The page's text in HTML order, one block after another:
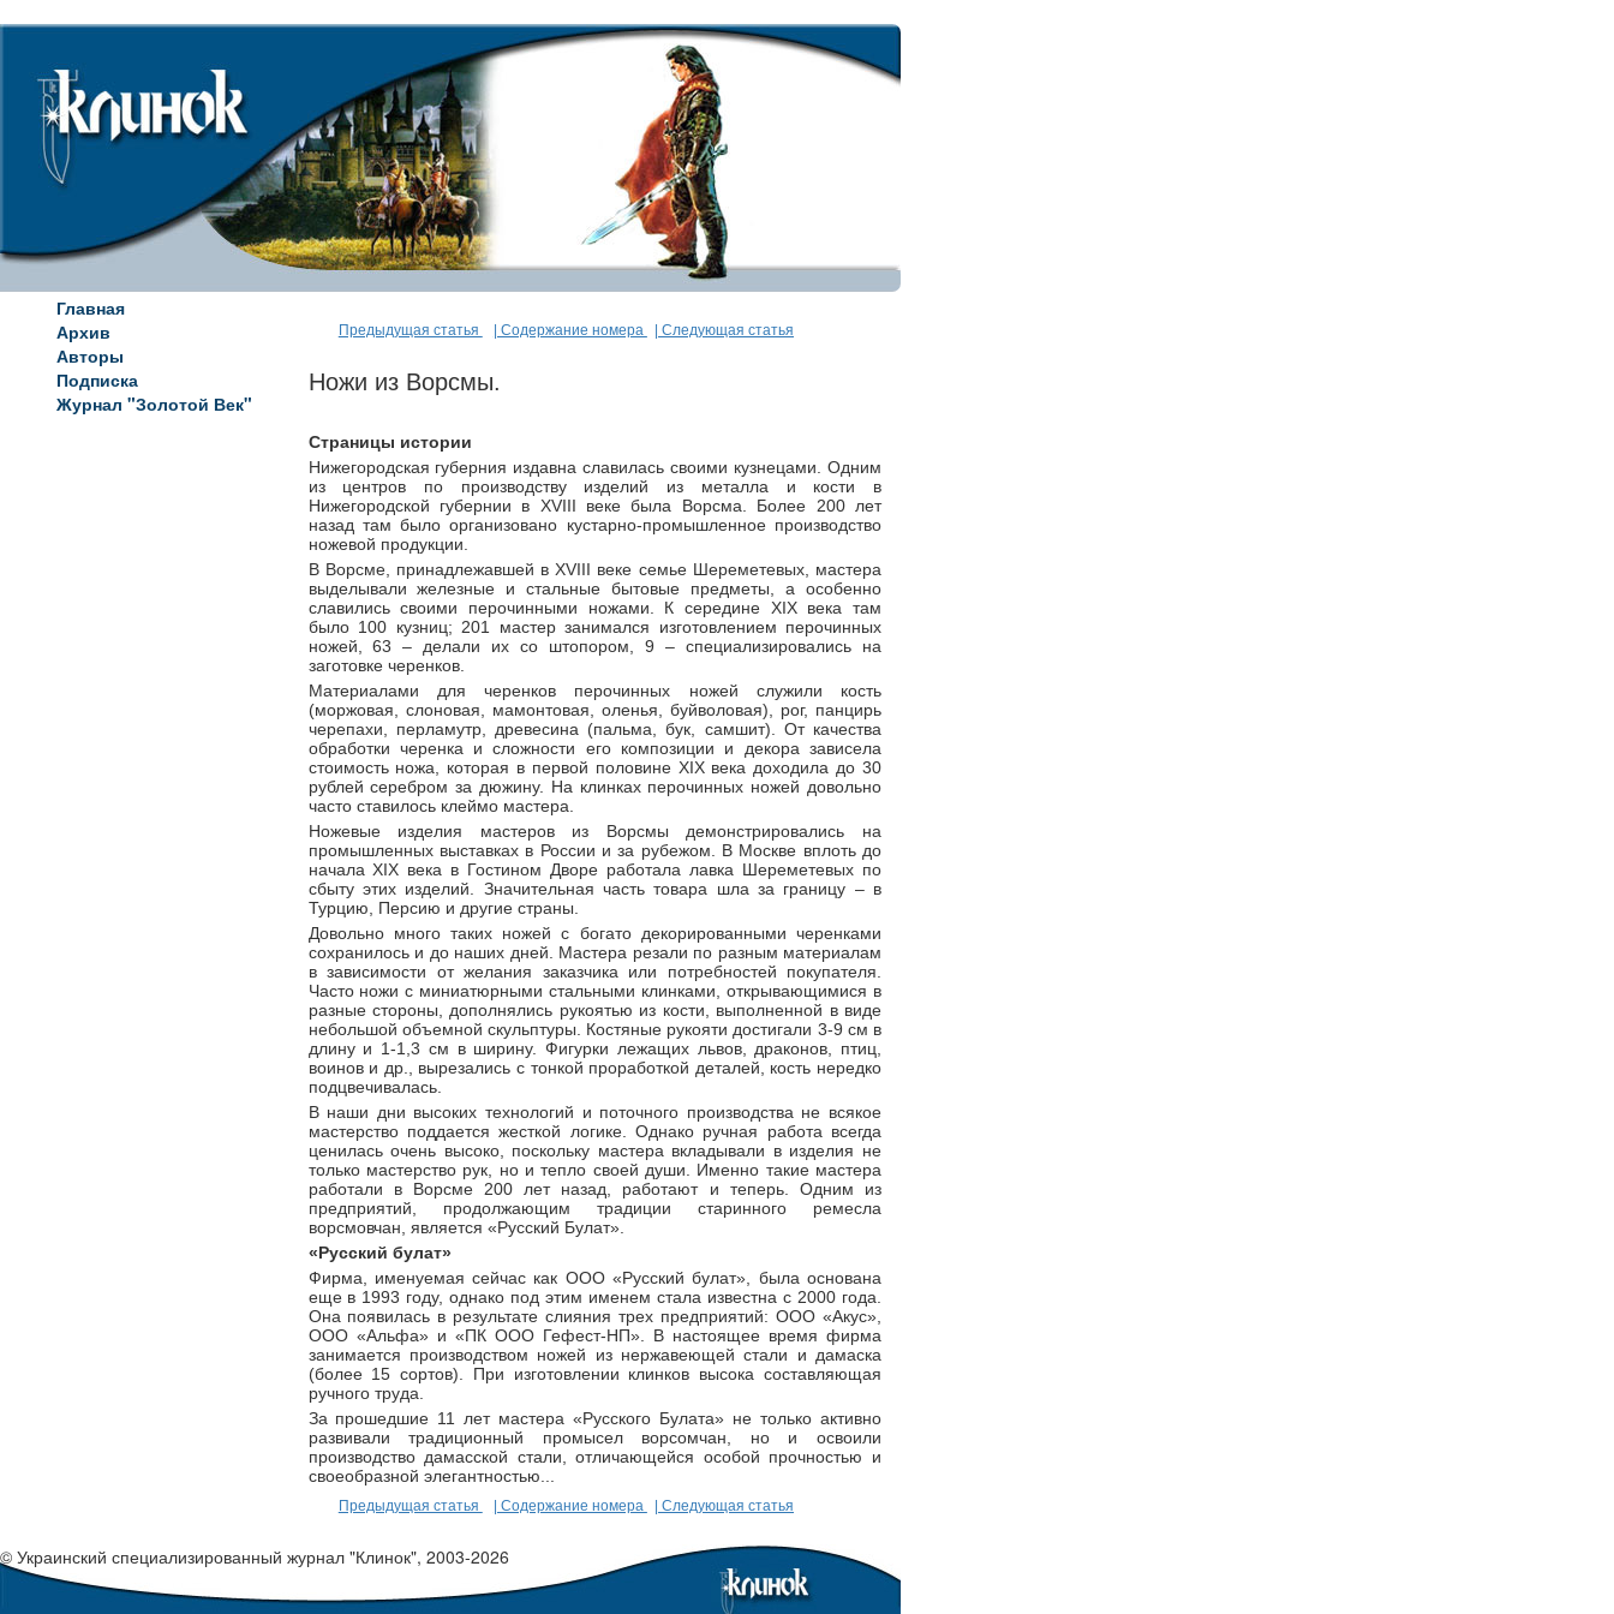
Главная
Архив
Авторы
Подписка
Журнал "Золотой Век"
Предыдущая статья | Содержание номера | Следующая статья
Ножи из Ворсмы.
Страницы истории
Нижегородская губерния издавна славилась своими кузнецами. Одним
из центров по производству изделий из металла и кости в
Нижегородской губернии в XVIII веке была Ворсма. Более 200 лет
назад там было организовано кустарно-промышленное производство
ножевой продукции.
В Ворсме, принадлежавшей в XVIII веке семье Шереметевых, мастера
выделывали железные и стальные бытовые предметы, а особенно
славились своими перочинными ножами. К середине XIX века там
было 100 кузниц; 201 мастер занимался изготовлением перочинных
ножей, 63 – делали их со штопором, 9 – специализировались на
заготовке черенков.
Материалами для черенков перочинных ножей служили кость
(моржовая, слоновая, мамонтовая, оленья, буйволовая), рог, панцирь
черепахи, перламутр, древесина (пальма, бук, самшит). От качества
обработки черенка и сложности его композиции и декора зависела
стоимость ножа, которая в первой половине XIX века доходила до 30
рублей серебром за дюжину. На клинках перочинных ножей довольно
часто ставилось клеймо мастера.
Ножевые изделия мастеров из Ворсмы демонстрировались на
промышленных выставках в России и за рубежом. В Москве вплоть до
начала XIX века в Гостином Дворе работала лавка Шереметевых по
сбыту этих изделий. Значительная часть товара шла за границу – в
Турцию, Персию и другие страны.
Довольно много таких ножей с богато декорированными черенками
сохранилось и до наших дней. Мастера резали по разным материалам
в зависимости от желания заказчика или потребностей покупателя.
Часто ножи с миниатюрными стальными клинками, открывающимися в
разные стороны, дополнялись рукоятью из кости, выполненной в виде
небольшой объемной скульптуры. Костяные рукояти достигали 3-9 см в
длину и 1-1,3 см в ширину. Фигурки лежащих львов, драконов, птиц,
воинов и др., вырезались с тонкой проработкой деталей, кость нередко
подцвечивалась.
В наши дни высоких технологий и поточного производства не всякое
мастерство поддается жесткой логике. Однако ручная работа всегда
ценилась очень высоко, поскольку мастера вкладывали в изделия не
только мастерство рук, но и тепло своей души. Именно такие мастера
работали в Ворсме 200 лет назад, работают и теперь. Одним из
предприятий, продолжающим традиции старинного ремесла
ворсмовчан, является «Русский Булат».
«Русский булат»
Фирма, именуемая сейчас как ООО «Русский булат», была основана
еще в 1993 году, однако под этим именем стала известна с 2000 года.
Она появилась в результате слияния трех предприятий: ООО «Акус»,
ООО «Альфа» и «ПК ООО Гефест-НП». В настоящее время фирма
занимается производством ножей из нержавеющей стали и дамаска
(более 15 сортов). При изготовлении клинков высока составляющая
ручного труда.
За прошедшие 11 лет мастера «Русского Булата» не только активно
развивали традиционный промысел ворсомчан, но и освоили
производство дамасской стали, отличающейся особой прочностью и
своеобразной элегантностью...
Предыдущая статья | Содержание номера | Следующая статья
© Украинский специализированный журнал "Клинок", 2003-2026